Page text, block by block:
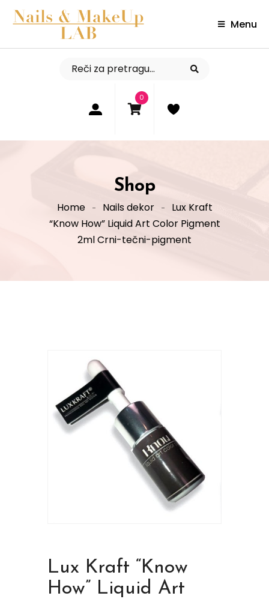
Menu
0
Shop
Home Nails dekor
Lux Kraft
“Know How” Liquid Art Color Pigment
2ml Crni-tečni-pigment
Lux Kraft “Know
How” Liquid Art